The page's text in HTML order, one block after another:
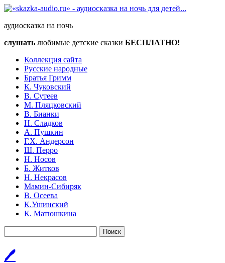
аудиосказка на ночь
слушать любимые детские сказки БЕСПЛАТНО!
Коллекция сайта
Русские народные
Братья Гримм
К. Чуковский
В. Сутеев
М. Пляцковский
В. Бианки
Н. Сладков
А. Пушкин
Г.Х. Андерсон
Ш. Перро
Н. Носов
Б. Житков
Н. Некрасов
Мамин-Сибиряк
В. Осеева
К.Ушинский
К. Матюшкина
Поиск
🖊